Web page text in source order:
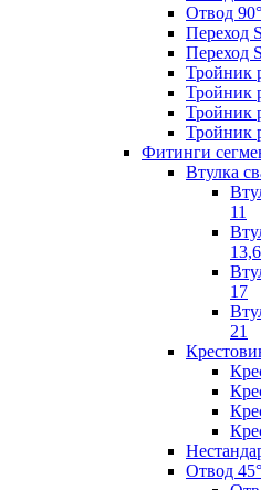
Отвод
Переход
Переход
Тройник
Тройник
Тройник
Тройник
Фитинги
Втулка
11
13,6
17
21
Отвод